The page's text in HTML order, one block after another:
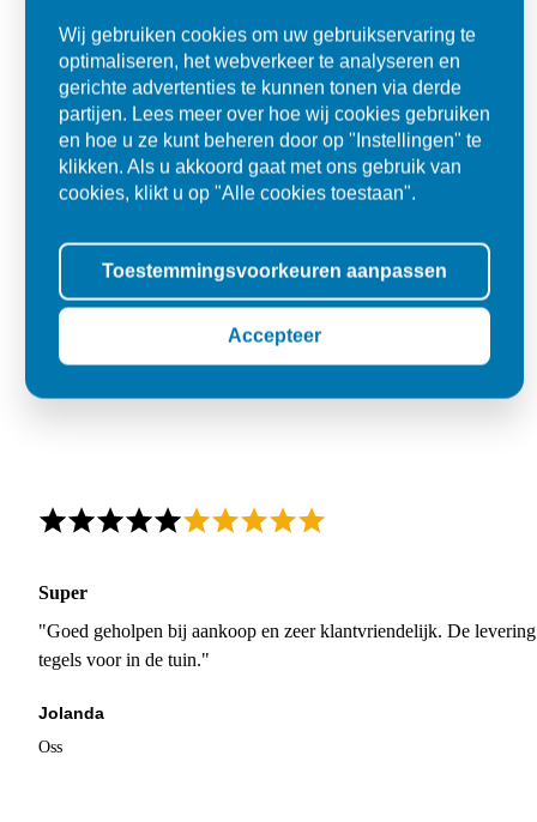
Super
"Goed geholpen bij aankoop en zeer klantvriendelijk. De
tegels voor in de tuin."
Jolanda
Oss
Wij gebruiken cookies om uw gebruikservaring te
optimaliseren, het webverkeer te analyseren en
gerichte advertenties te kunnen tonen via derde
partijen. Lees meer over hoe wij cookies gebruiken
en hoe u ze kunt beheren door op "Instellingen" te
klikken. Als u akkoord gaat met ons gebruik van
cookies, klikt u op "Alle cookies toestaan".
Toestemmingsvoorkeuren aanpassen
Accepteer